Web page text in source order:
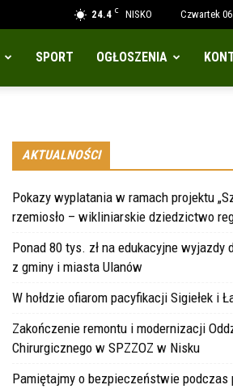
24.4 C NISKO Czwartek
SPORT OGŁOSZENIA
AKTUALNOŚCI
Pokazy wyplatania w ramach projektu
rzemiosło – wikliniarskie dziedzictwo
Ponad 80 tys. zł na edukacyjne wyjazdy
z gminy i miasta Ulanów
W hołdzie ofiarom pacyfikacji Sigiełek i
Zakończenie remontu i modernizacji
Chirurgicznego w SPZZOZ w Nisku
Pamiętajmy o bezpieczeństwie podczas